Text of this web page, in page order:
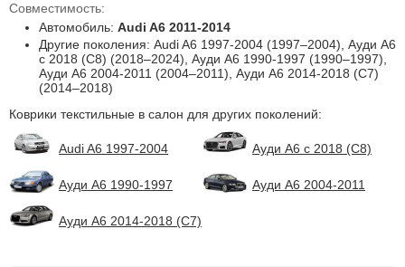
Совместимость:
Автомобиль: Audi A6 2011-2014
Другие поколения: Audi A6 1997-2004 (1997–2004), Ауди A6
с 2018 (С8) (2018–2024), Ауди А6 1990-1997 (1990–1997),
Ауди А6 2004-2011 (2004–2011), Ауди А6 2014-2018 (С7)
(2014–2018)
Коврики текстильные в салон для других поколений:
Audi A6 1997-2004 Ауди A6 с 2018 (С8)
Ауди А6 1990-1997 Ауди А6 2004-2011
Ауди А6 2014-2018 (С7)